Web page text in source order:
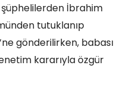
şüphelilerden İbrahim
tutuklanıp
gönderilirken, babası
kararıyla özgür